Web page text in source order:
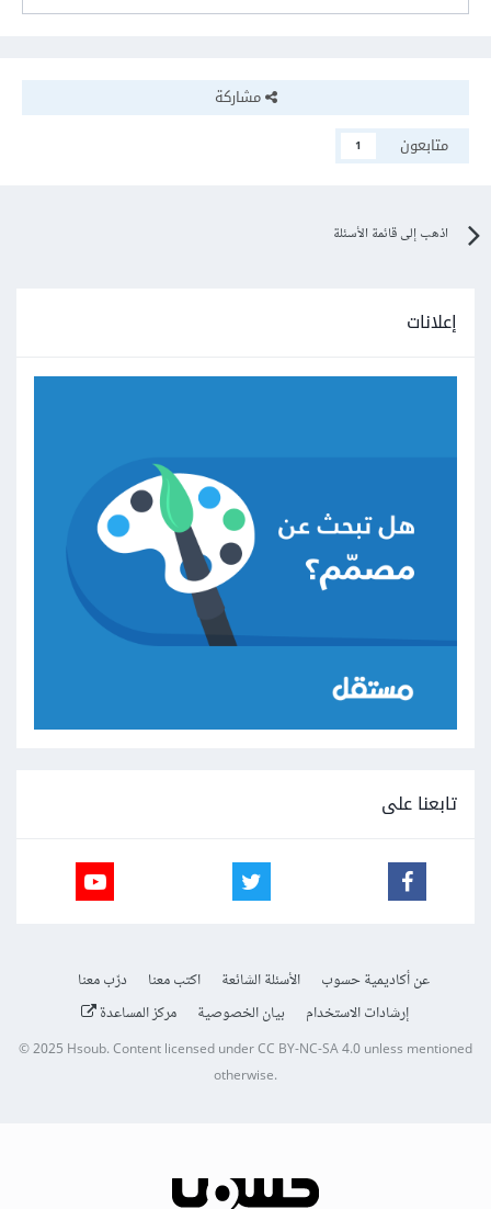
مشاركة
متابعون
1
اذهب إلى قائمة الأسئلة
إعلانات
تابعنا على
عن أكاديمية حسوب الأسئلة الشائعة اكتب معنا
درّب معنا
إرشادات الاستخدام
بيان الخصوصية مركز المساعدة
© 2025Hsoub.Content licensed underCC BY-NC-SA 4.0unless mentioned
otherwise.